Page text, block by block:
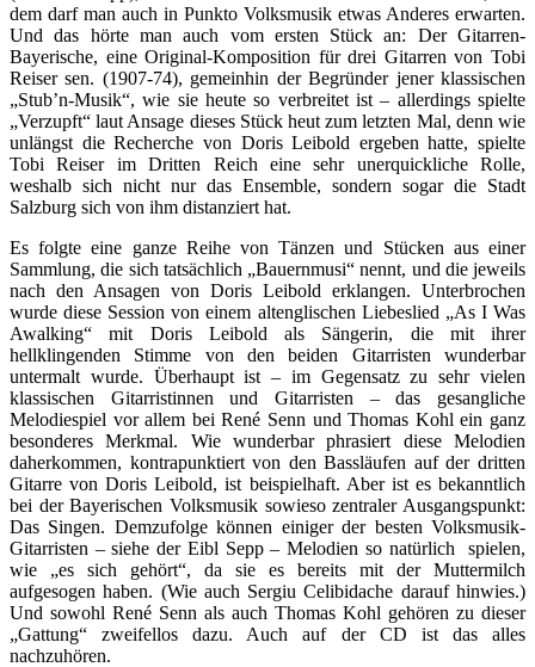
dem darf man auch in Punkto Volksmusik etwas Anderes erwarten.
Und das hörte man auch vom ersten Stück an: Der Gitarren-
Bayerische, eine Original-Komposition für drei Gitarren von Tobi
Reiser sen. (1907-74), gemeinhin der Begründer jener klassischen
„Stub’n-Musik“, wie sie heute so verbreitet ist – allerdings spielte
„Verzupft“ laut Ansage dieses Stück heut zum letzten Mal, denn wie
unlängst die Recherche von Doris Leibold ergeben hatte, spielte
Tobi Reiser im Dritten Reich eine sehr unerquickliche Rolle,
weshalb sich nicht nur das Ensemble, sondern sogar die Stadt
Salzburg sich von ihm distanziert hat.
Es folgte eine ganze Reihe von Tänzen und Stücken aus einer
Sammlung, die sich tatsächlich „Bauernmusi“ nennt, und die jeweils
nach den Ansagen von Doris Leibold erklangen. Unterbrochen
wurde diese Session von einem altenglischen Liebeslied „As I Was
Awalking“ mit Doris Leibold als Sängerin, die mit ihrer
hellklingenden Stimme von den beiden Gitarristen wunderbar
untermalt wurde. Überhaupt ist – im Gegensatz zu sehr vielen
klassischen Gitarristinnen und Gitarristen – das gesangliche
Melodiespiel vor allem bei René Senn und Thomas Kohl ein ganz
besonderes Merkmal. Wie wunderbar phrasiert diese Melodien
daherkommen, kontrapunktiert von den Bassläufen auf der dritten
Gitarre von Doris Leibold, ist beispielhaft. Aber ist es bekanntlich
bei der Bayerischen Volksmusik sowieso zentraler Ausgangspunkt:
Das Singen. Demzufolge können einiger der besten Volksmusik-
Gitarristen – siehe der Eibl Sepp – Melodien so natürlich spielen,
wie „es sich gehört“, da sie es bereits mit der Muttermilch
aufgesogen haben. (Wie auch Sergiu Celibidache darauf hinwies.)
Und sowohl René Senn als auch Thomas Kohl gehören zu dieser
„Gattung“ zweifellos dazu. Auch auf der CD ist das alles
nachzuhören.